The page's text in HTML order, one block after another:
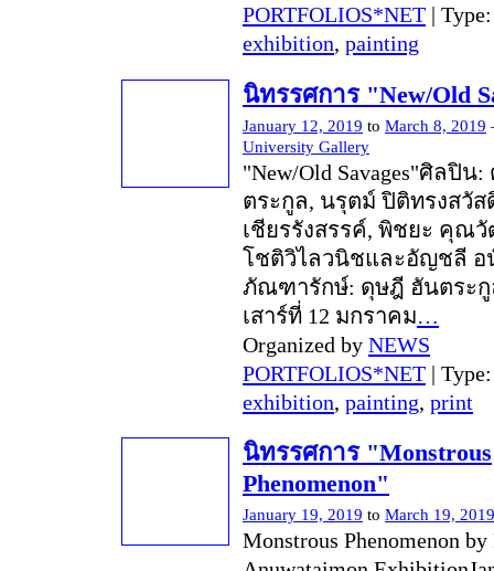
PORTFOLIOS*NET |
exhibition, painting
นิทรรศการ "New/Old
January 12, 2019 to March 8, 2019
University Gallery
"New/Old Savages"ศิลปิน
ตระกูล, นรุตม์ ปิติทรงสวัส
เชียรรังสรรค์, พิชยะ คุณ
โชติวิไลวนิชและอัญชลี
ภัณฑารักษ์: ดุษฎี ฮันตระกู
เสาร์ที่ 12 มกราคม…
Organized by NEWS
PORTFOLIOS*NET |
exhibition, painting, print
นิทรรศการ "Monstrous
Phenomenon"
January 19, 2019 to March 19, 2019
Monstrous Phenomenon by